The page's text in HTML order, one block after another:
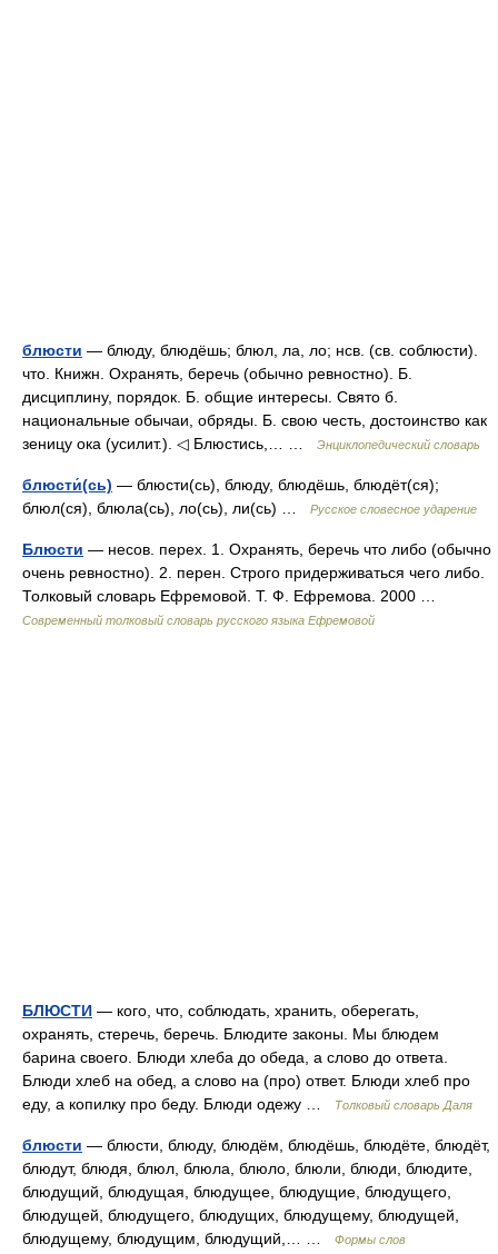
блюсти — блюду, блюдёшь; блюл, ла, ло; нсв. (св. соблюсти).
что. Книжн. Охранять, беречь (обычно ревностно). Б.
дисциплину, порядок. Б. общие интересы. Свято б.
национальные обычаи, обряды. Б. свою честь, достоинство как
зеницу ока (усилит.). ◁ Блюстись,… …
Энциклопедический словарь
блюсти́(сь) — блюсти(сь), блюду, блюдёшь, блюдёт(ся);
блюл(ся), блюла(сь), ло(сь), ли(сь) …
Русское словесное ударение
Блюсти — несов. перех. 1. Охранять, беречь что либо (обычно
очень ревностно). 2. перен. Строго придерживаться чего либо.
Толковый словарь Ефремовой. Т. Ф. Ефремова. 2000 …
Современный толковый словарь русского языка Ефремовой
БЛЮСТИ — кого, что, соблюдать, хранить, оберегать,
охранять, стеречь, беречь. Блюдите законы. Мы блюдем
барина своего. Блюди хлеба до обеда, а слово до ответа.
Блюди хлеб на обед, а слово на (про) ответ. Блюди хлеб про
еду, а копилку про беду. Блюди одежу …
Толковый словарь Даля
блюсти — блюсти, блюду, блюдём, блюдёшь, блюдёте, блюдёт,
блюдут, блюдя, блюл, блюла, блюло, блюли, блюди, блюдите,
блюдущий, блюдущая, блюдущее, блюдущие, блюдущего,
блюдущей, блюдущего, блюдущих, блюдущему, блюдущей,
блюдущему, блюдущим, блюдущий,… …
Формы слов